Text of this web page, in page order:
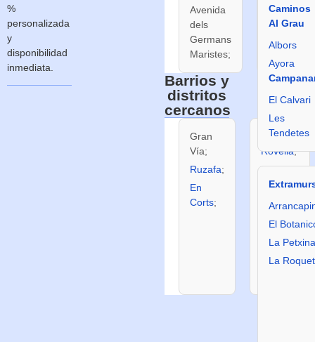
%
personalizada
y
disponibilidad
inmediata.
Avenida
dels
Germans
Maristes;
Barrios y
distritos
cercanos
Gran
Vía;
Ruzafa;
En
Corts;
Na
Rovella;
Ciudad
de las
Ciencias
(barrio);
Penya-
Caminos
Al Grau
Albors
Ayora
El Calvari
Les
Tendetes
El
La Petxina
La